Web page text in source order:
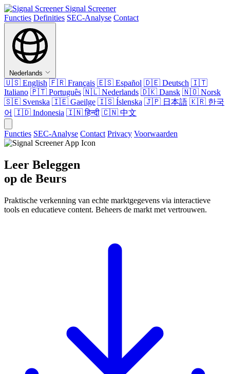
Signal Screener
Functies Definities SEC-Analyse Contact
Nederlands
🇺🇸 English 🇫🇷 Français 🇪🇸 Español 🇩🇪 Deutsch 🇮🇹
Italiano 🇵🇹 Português 🇳🇱 Nederlands 🇩🇰 Dansk 🇳🇴 Norsk
🇸🇪 Svenska 🇮🇪 Gaeilge 🇮🇸 Íslenska 🇯🇵 日本語 🇰🇷 한국
어 🇮🇩 Indonesia 🇮🇳हिन्दी 🇨🇳 中文
Functies SEC-Analyse Contact Privacy Voorwaarden
Leer Beleggen
op de Beurs
Praktische verkenning van echte marktgegevens via interactieve
tools en educatieve content. Beheers de markt met vertrouwen.